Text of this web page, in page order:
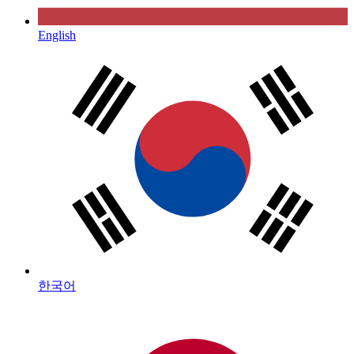
English
한국어